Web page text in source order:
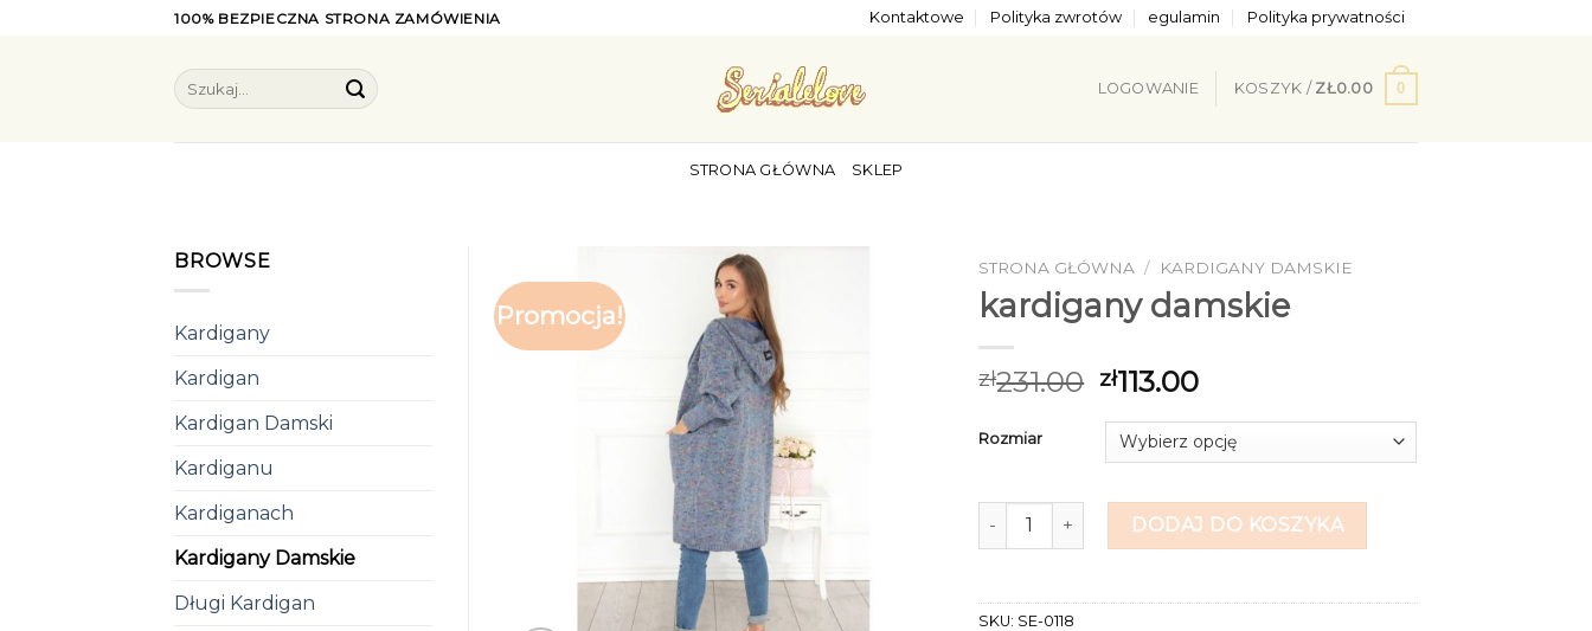
100% BEZPIECZNA STRONA ZAMÓWIENIA Kontaktowe Polityka zwrotów egulamin Polityka prywatności
Szukaj:
LOGOWANIE KOSZYK / ZŁ0.00 0
STRONA GŁÓWNA SKLEP
BROWSE
Kardigany
Kardigan
Kardigan Damski
Kardiganu
Kardiganach
Kardigany Damskie
Długi Kardigan
Promocja!
STRONA GŁÓWNA / KARDIGANY DAMSKIE
kardigany damskie
zł231.00 zł113.00
Rozmiar
ilość kardigany damskieDODAJ DO KOSZYKA
SKU: SE-0118